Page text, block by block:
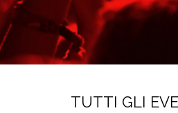
TUTTI GLI